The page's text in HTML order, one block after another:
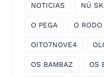
NOTICIAS NÚ
O PEGA O RODO
OITO7NOVE4
OS BAMBAZ OS